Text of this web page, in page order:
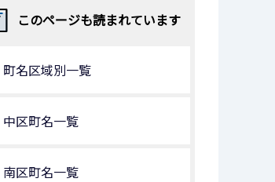
このページも読まれています
町名区域別一覧
中区町名一覧
南区町名一覧